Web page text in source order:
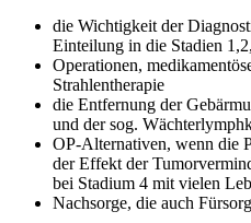
die Wichtigkeit der
Einteilung in die Stadien
Operationen,
Strahlentherapie
die Entfernung der
und der sog.
OP-Alternativen, wenn die
der Effekt der
bei Stadium 4 mit vielen
Nachsorge, die auch